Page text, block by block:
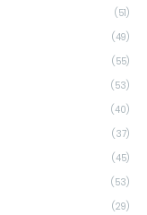
(51)
(49)
(55)
(53)
(40)
(37)
(45)
(53)
(29)